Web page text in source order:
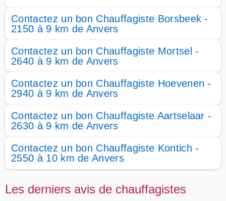
Contactez un bon Chauffagiste Borsbeek -
2150 à 9 km de Anvers
Contactez un bon Chauffagiste Mortsel -
2640 à 9 km de Anvers
Contactez un bon Chauffagiste Hoevenen -
2940 à 9 km de Anvers
Contactez un bon Chauffagiste Aartselaar -
2630 à 9 km de Anvers
Contactez un bon Chauffagiste Kontich -
2550 à 10 km de Anvers
Les derniers avis de chauffagistes